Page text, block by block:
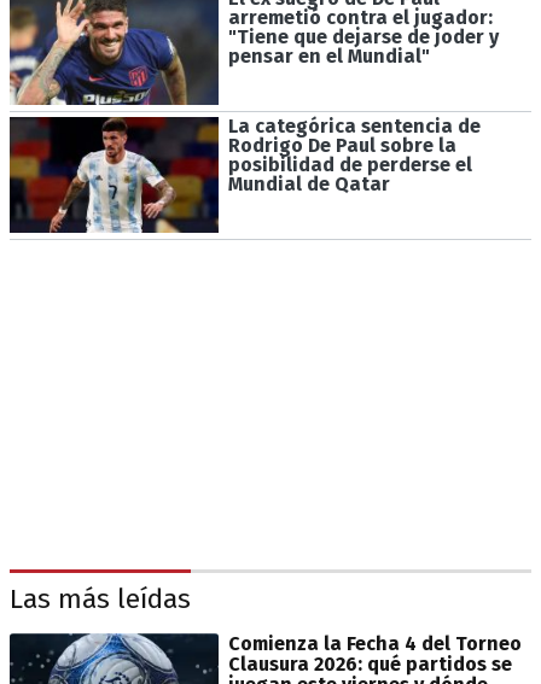
arremetió contra el jugador:
"Tiene que dejarse de joder y
pensar en el Mundial"
La categórica sentencia de
Rodrigo De Paul sobre la
posibilidad de perderse el
Mundial de Qatar
Las más leídas
Comienza la Fecha 4 del Torneo
Clausura 2026: qué partidos se